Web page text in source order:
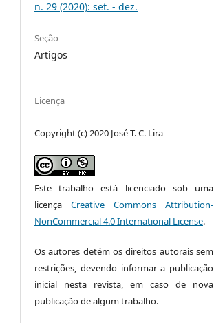
n. 29 (2020): set. - dez.
Seção
Artigos
Licença
Copyright (c) 2020 José T. C. Lira
Este trabalho está licenciado sob uma
licençaCreative Commons Attribution-
NonCommercial 4.0 International License.
Os autores detém os direitos autorais sem
restrições, devendo informar a publicação
inicial nesta revista, em caso de nova
publicação de algum trabalho.